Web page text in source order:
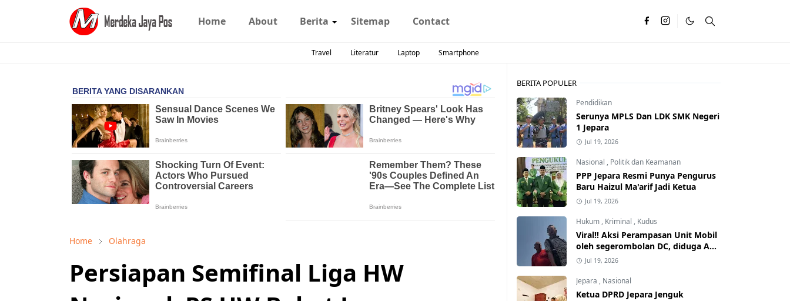
Home About Berita Sitemap Contact
Travel Literatur Laptop Smartphone
Home Olahraga
Persiapan Semifinal Liga HW
BERITA POPULER
Pendidikan
Serunya MPLS Dan LDK SMK Negeri
1 Jepara
Jul 19, 2026
Nasional , Politik dan Keamanan
PPP Jepara Resmi Punya Pengurus
Baru Haizul Ma'arif Jadi Ketua
Jul 19, 2026
Hukum , Kriminal , Kudus
Viral!! Aksi Perampasan Unit Mobil
oleh segerombolan DC, diduga Ada
Dalangnya
Jul 19, 2026
Jepara , Nasional
Ketua DPRD Jepara Jenguk